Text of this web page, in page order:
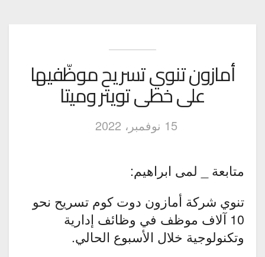
أمازون تنوي تسريح موظّفيها
على خطى تويتر وميتا
15 نوفمبر، 2022
متابعة _ لمى ابراهيم:
تنوي شركة أمازون دوت كوم تسريح نحو
10 آلاف موظف في وظائف إدارية
وتكنولوجية خلال الأسبوع الحالي.